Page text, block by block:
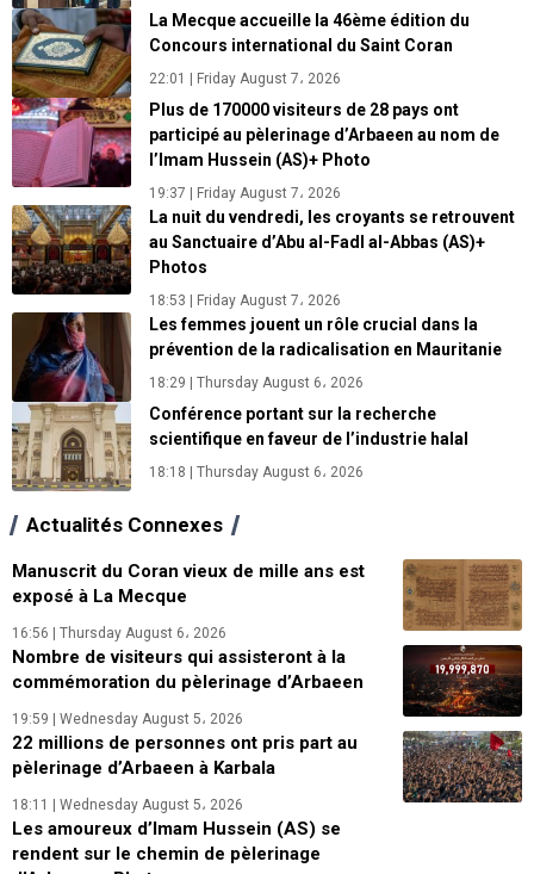
La Mecque accueille la 46ème édition du
Concours international du Saint Coran
22:01 | Friday August 7، 2026
Plus de 170000 visiteurs de 28 pays ont
participé au pèlerinage d’Arbaeen au nom de
l’Imam Hussein (AS)+ Photo
19:37 | Friday August 7، 2026
La nuit du vendredi, les croyants se retrouvent
au Sanctuaire d’Abu al-Fadl al-Abbas (AS)+
Photos
18:53 | Friday August 7، 2026
Les femmes jouent un rôle crucial dans la
prévention de la radicalisation en Mauritanie
18:29 | Thursday August 6، 2026
Conférence portant sur la recherche
scientifique en faveur de l’industrie halal
18:18 | Thursday August 6، 2026
Actualités Connexes
Manuscrit du Coran vieux de mille ans est
exposé à La Mecque
16:56 | Thursday August 6، 2026
Nombre de visiteurs qui assisteront à la
commémoration du pèlerinage d’Arbaeen
19:59 | Wednesday August 5، 2026
22 millions de personnes ont pris part au
pèlerinage d’Arbaeen à Karbala
18:11 | Wednesday August 5، 2026
Les amoureux d’Imam Hussein (AS) se
rendent sur le chemin de pèlerinage